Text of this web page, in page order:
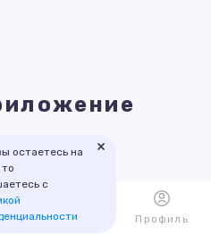
остаетесь на
с
×
Избранное Профиль